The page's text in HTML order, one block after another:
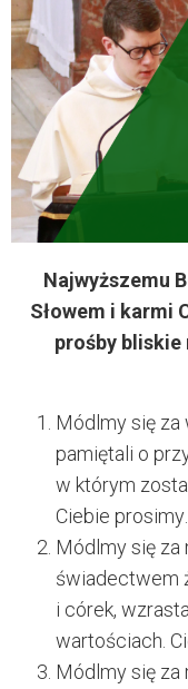
Najwyższemu
Słowem i karmi
prośby bliskie
Módlmy się
pamiętali o
w którym
Ciebie prosimy…
Módlmy się za
świadectwem
i córek,
wartościach.
Módlmy się za